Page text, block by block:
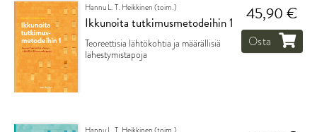
Hannu L. T. Heikkinen (toim.)
Ikkunoita tutkimusmetodeihin 1
Teoreettisia lähtökohtia ja määrällisiä
lähestymistapoja
45,90 €
Osta